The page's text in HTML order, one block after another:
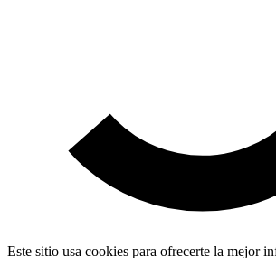
Este sitio usa cookies para ofrecerte la mejor